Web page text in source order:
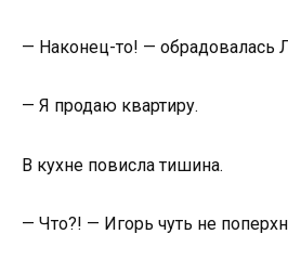
— Наконец-то! — обрадовалась
— Я продаю квартиру.
В кухне повисла тишина.
— Что?! — Игорь чуть не